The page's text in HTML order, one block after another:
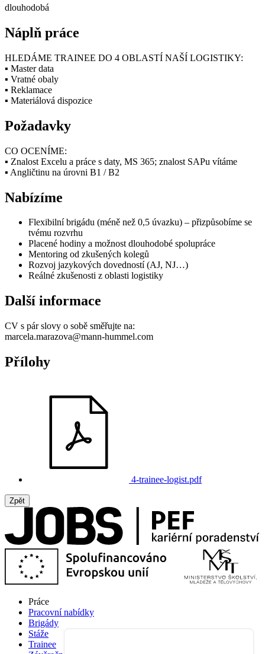
dlouhodobá
Náplň práce
HLEDÁME TRAINEE DO 4 OBLASTÍ NAŠÍ LOGISTIKY:
▪ Master data
▪ Vratné obaly
▪ Reklamace
▪ Materiálová dispozice
Požadavky
CO OCENÍME:
▪ Znalost Excelu a práce s daty, MS 365; znalost SAPu vítáme
▪ Angličtinu na úrovni B1 / B2
Nabízíme
Flexibilní brigádu (méně než 0,5 úvazku) – přizpůsobíme se
tvému rozvrhu
Placené hodiny a možnost dlouhodobé spolupráce
Mentoring od zkušených kolegů
Rozvoj jazykových dovedností (AJ, NJ…)
Reálné zkušenosti z oblasti logistiky
Další informace
CV s pár slovy o sobě směřujte na:
marcela.marazova@mann-hummel.com
Přílohy
4-trainee-logist.pdf
Zpět
Práce
Pracovní nabídky
Brigády
Stáže
Trainee